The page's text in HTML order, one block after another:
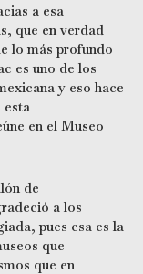
a esa
que en verdad
lo más profundo
es uno de los
y eso hace
esta
en el Museo
de
a los
pues esa es la
que
que en